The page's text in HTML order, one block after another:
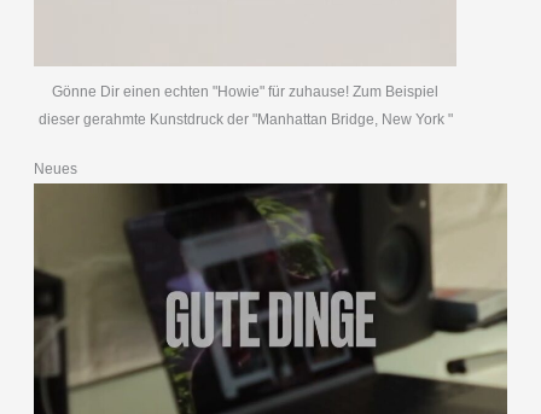
Gönne Dir einen echten "Howie" für zuhause! Zum Beispiel
dieser gerahmte Kunstdruck der "Manhattan Bridge, New York "
Neues